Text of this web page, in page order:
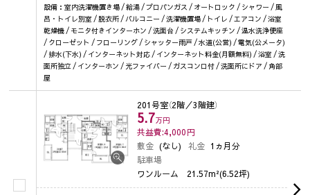
設備：室内洗濯機置き場 / 給湯 / プロパンガス / オートロック / シャワー / 風
呂・トイレ別室 / 脱衣所 / バルコニー / 洗濯機置場 / トイレ / エアコン / 浴室
乾燥機 / モニタ付きインターホン / 洗面台 / システムキッチン / 温水洗浄便座
/ クローゼット / フローリング / シャッター雨戸 / 水道(公営) / 電気(公メータ)
/ 排水(下水) / インターネット対応 / インターネット料金(月額無料) / 浴室 / 洗
面所独立 / インターホン / 光ファイバー / ガスコンロ付 / 洗面所にドア / 角部
屋
201号室（2階／3階建）
5.7万円
共益費:4,000円
敷金 (なし) 礼金 1ヵ月分
駐車場
ワンルーム 21.57m²(6.52坪)